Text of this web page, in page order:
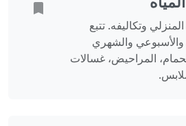
وتكاليفه. تتبع
والأسبوعي والشهري
المراحيض، غسالات